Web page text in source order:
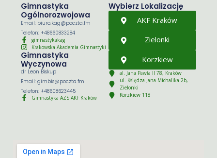
Gimnastyka
Ogólnorozwojowa
Email: biuro.kag@poczta.fm
Telefon: +48660833284
gimnastykakag
Krakowska Akademia Gimnastyki
Gimnastyka
Wyczynowa
dr Leon Biskup
Email: gimbis@poczta.fm
Telefon: +48608623445
Gimnastyka AZS AKF Kraków
Wybierz Lokalizację
AKF Kraków
Zielonki
Korzkiew
al. Jana Pawła II 78, Kraków
ul. Księdza Jana Michalika 2b,
Zielonki
Korzkiew 118